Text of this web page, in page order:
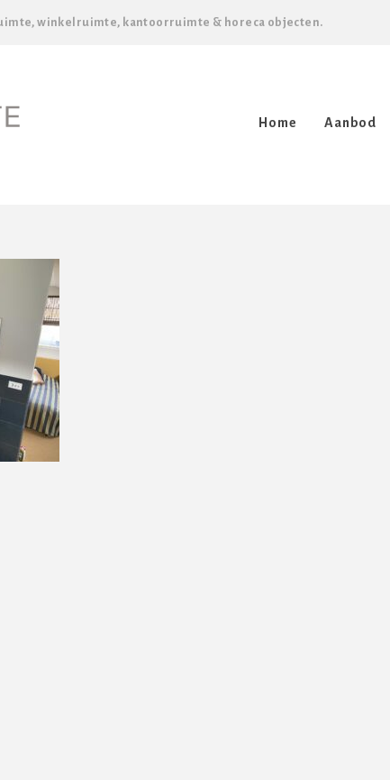
winkelruimte, kantoorruimte & horeca objecten.
Home Aanbod